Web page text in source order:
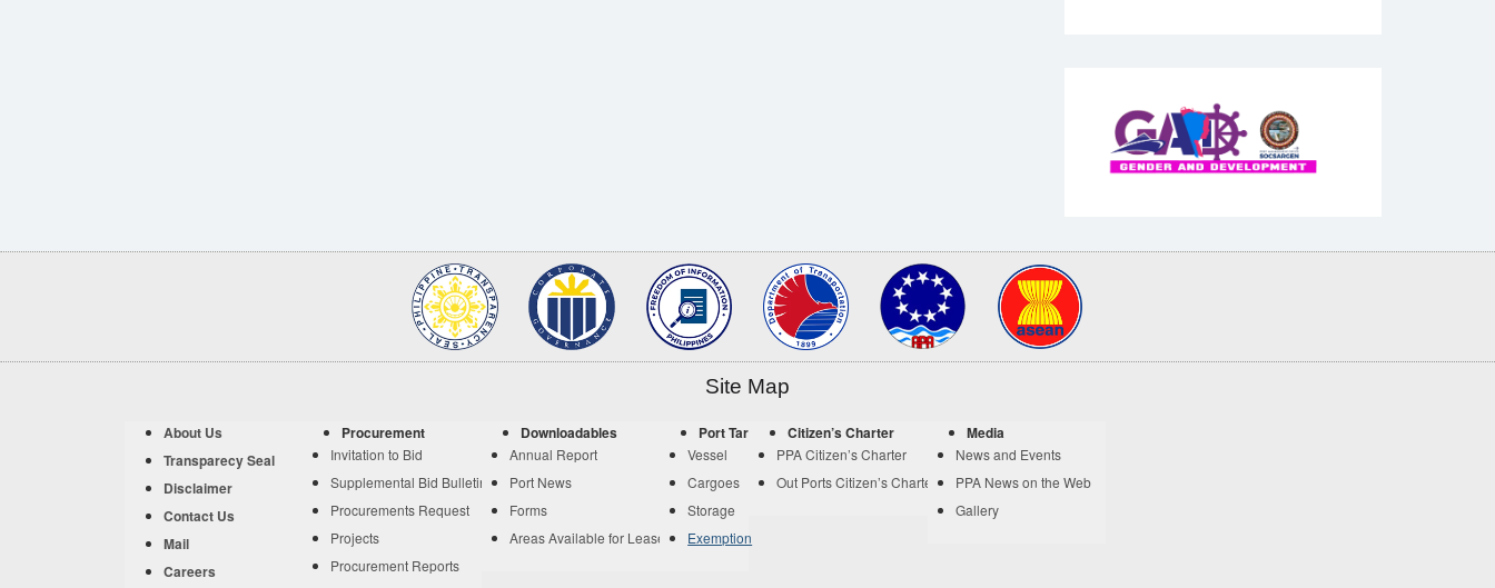
Site Map
About Us
Transparecy Seal
Disclaimer
Contact Us
Mail
Careers
Procurement
Invitation to Bid
Supplemental Bid Bulletin
Procurements Request
Projects
Procurement Reports
Downloadables
Annual Report
Port News
Forms
Areas Available for Lease
Port Tariff
Vessel
Cargoes
Storage
Exemption
Citizen’s Charter
PPA Citizen’s Charter
Out Ports Citizen’s Charter
Media
News and Events
PPA News on the Web
Gallery